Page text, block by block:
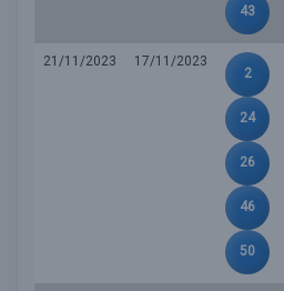
43
21/11/2023
17/11/2023
2
24
26
46
50